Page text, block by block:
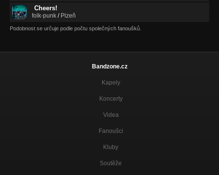
Cheers!
folk-punk / Plzeň
Podobnost se určuje podle počtu společných fanoušků.
Bandzone.cz
Kapely
Koncerty
Videa
Fanoušci
Kluby
Soutěže